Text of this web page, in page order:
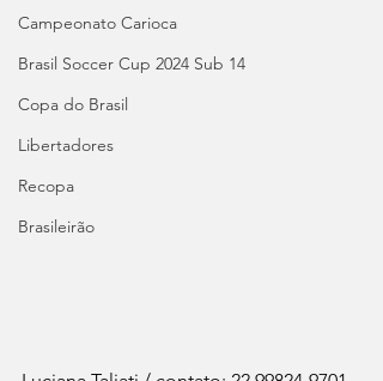
Campeonato Carioca
Brasil Soccer Cup 2024 Sub 14
Copa do Brasil
Libertadores
Recopa
Brasileirão